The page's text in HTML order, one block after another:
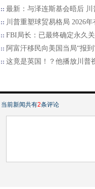
最新：与泽连斯基会晤后
川普重塑球贸易格局 2026
FBI局长：已最终确定永久
阿富汗移民向美国当局“报
这竟是英国！？他播放川普
当前新闻共有2条评论